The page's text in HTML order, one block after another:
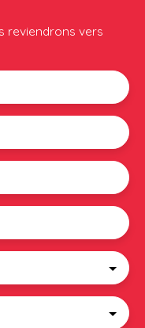
reviendrons vers